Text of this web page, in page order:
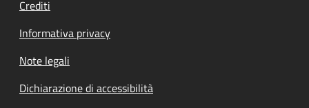
Crediti
Informativa privacy
Note legali
Dichiarazione di accessibilità